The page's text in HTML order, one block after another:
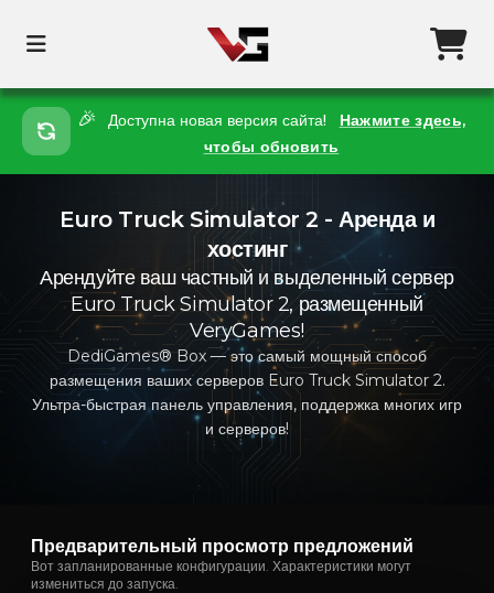
🎉 Доступна новая версия сайта!
Нажмите здесь,
чтобы обновить
Euro Truck Simulator 2 - Аренда и
хостинг
Арендуйте ваш частный и выделенный сервер
Euro Truck Simulator 2, размещенный
VeryGames!
DediGames® Box — это самый мощный способ
размещения ваших серверов Euro Truck Simulator 2.
Ультра-быстрая панель управления, поддержка многих игр
и серверов!
Предварительный просмотр предложений
Вот запланированные конфигурации. Характеристики могут
измениться до запуска.